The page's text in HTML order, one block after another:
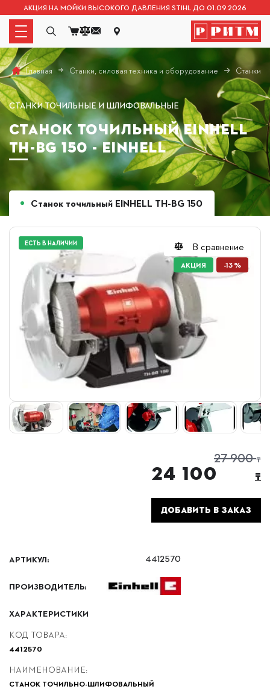
АКЦИЯ НА МОЙКИ ВЫСОКОГО ДАВЛЕНИЯ STIHL ДО 01.09.2026
Главная Станки, силовая техника и оборудование Станки
СТАНКИ ТОЧИЛЬНЫЕ И ШЛИФОВАЛЬНЫЕ
СТАНОК ТОЧИЛЬНЫЙ EINHELL
TH-BG 150 - EINHELL
Станок точильный EINHELL TH-BG 150
СУПЕРЦЕНА
АКЦИЯ -13 %
В сравнение
ЕСТЬ В НАЛИЧИИ
27 900 ₸
24 100 ₸
ДОБАВИТЬ В ЗАКАЗ
АРТИКУЛ: 4412570
ПРОИЗВОДИТЕЛЬ:
ХАРАКТЕРИСТИКИ
КОД ТОВАРА:
4412570
НАИМЕНОВАНИЕ:
СТАНОК ТОЧИЛЬНО-ШЛИФОВАЛЬНЫЙ